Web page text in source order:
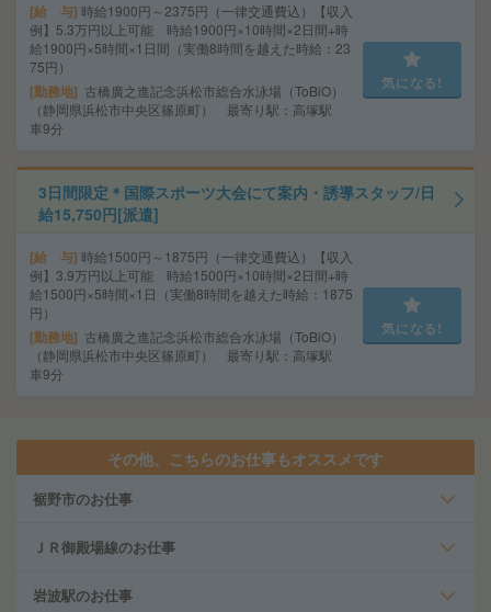
給 与 時給1900円～2375円（一律交通費込）【収入
例】5.3万円以上可能 時給1900円×10時間×2日間+時
給1900円×5時間×1日間（実働8時間を越えた時給：23
75円）
勤務地
古橋廣之進記念浜松市総合水泳場（ToBiO）
（静岡県浜松市中央区篠原町） 最寄り駅：高塚駅
車9分
気になる!
3日間限定＊国際スポーツ大会にて案内・誘導スタッフ/日
給15,750円[派遣]
給 与 時給1500円～1875円（一律交通費込）【収入
例】3.9万円以上可能 時給1500円×10時間×2日間+時
給1500円×5時間×1日（実働8時間を越えた時給：1875
円）
勤務地
古橋廣之進記念浜松市総合水泳場（ToBiO）
（静岡県浜松市中央区篠原町） 最寄り駅：高塚駅
車9分
気になる!
その他、こちらのお仕事もオススメです
裾野市のお仕事
ＪＲ御殿場線のお仕事
岩波駅のお仕事